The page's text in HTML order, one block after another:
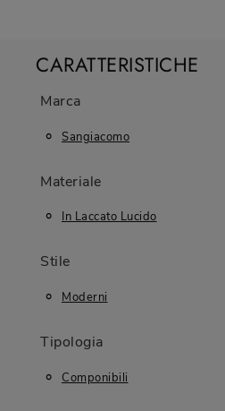
CARATTERISTICHE
Marca
Sangiacomo
Materiale
In Laccato Lucido
Stile
Moderni
Tipologia
Componibili